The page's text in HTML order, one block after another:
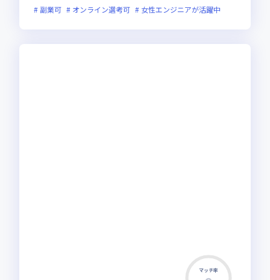
副業可
オンライン選考可 女性エンジニアが活躍中
マッチ率